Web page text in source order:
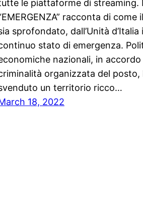
le piattaforme di streaming.
racconta di come
sprofondato, dall’Unità d’Italia
stato di emergenza.
nazionali, in accordo
organizzata del posto,
un territorio ricco…
18, 2022